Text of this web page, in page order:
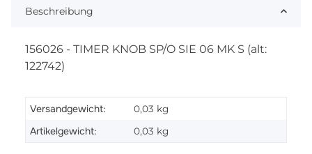
Beschreibung
156026 - TIMER KNOB SP/O SIE 06 MK S (alt:
122742)
Versandgewicht: 0,03 kg
Artikelgewicht: 0,03 kg